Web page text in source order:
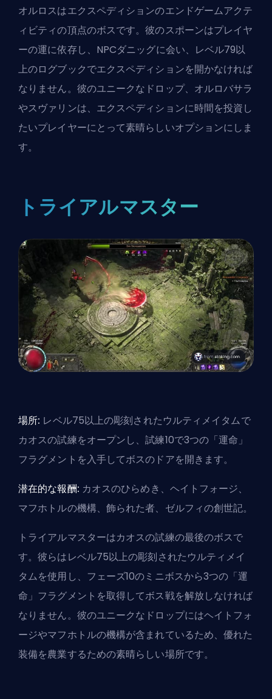
オルロスはエクスペディションのエンドゲームアクテ
ィビティの頂点のボスです。彼のスポーンはプレイヤ
ーの運に依存し、NPCダニッグに会い、レベル79以
上のログブックでエクスペディションを開かなければ
なりません。彼のユニークなドロップ、オルロバサラ
やスヴァリンは、エクスペディションに時間を投資し
たいプレイヤーにとって素晴らしいオプションにしま
す。
トライアルマスター
場所: レベル75以上の彫刻されたウルティメイタムで
カオスの試練をオープンし、試練10で3つの「運命」
フラグメントを入手してボスのドアを開きます。
潜在的な報酬: カオスのひらめき、ヘイトフォージ、
マフホトルの機構、飾られた者、ゼルフィの創世記。
トライアルマスターはカオスの試練の最後のボスで
す。彼らはレベル75以上の彫刻されたウルティメイ
タムを使用し、フェーズ10のミニボスから3つの「運
命」フラグメントを取得してボス戦を解放しなければ
なりません。彼のユニークなドロップにはヘイトフォ
ージやマフホトルの機構が含まれているため、優れた
装備を農業するための素晴らしい場所です。